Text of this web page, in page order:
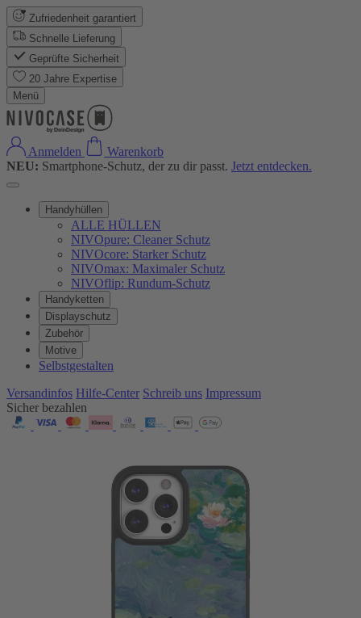
Zufriedenheit garantiert
Schnelle Lieferung
Geprüfte Sicherheit
20 Jahre Expertise
Menü
Anmelden
Warenkorb
NEU: Smartphone-Schutz, der zu dir passt. Jetzt entdecken.
Handyhüllen
ALLE HÜLLEN
NIVOpure: Cleaner Schutz
NIVOcore: Starker Schutz
NIVOmax: Maximaler Schutz
NIVOflip: Rundum-Schutz
Handyketten
Displayschutz
Zubehör
Motive
Selbstgestalten
Versandinfos Hilfe-Center Schreib uns Impressum
Sicher bezahlen